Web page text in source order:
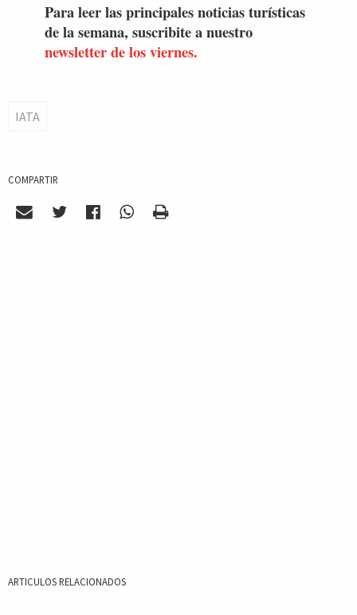
Para leer las principales noticias turísticas
de la semana, suscribite a nuestro
newsletter de los viernes.
IATA
COMPARTIR
ARTICULOS RELACIONADOS